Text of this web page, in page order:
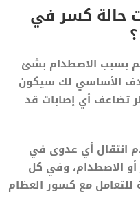
حالة كسر في
بسبب الاصطدام بشئ
الأساسي لك سيكون
تضاعف أي إصابات قد
انتقال أي عدوى في
أو الاصطدام، وفي كل
للتعامل مع كسور العظام